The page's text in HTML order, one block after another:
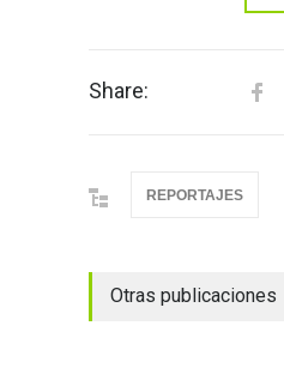
Share:
REPORTAJES
Otras publicaciones